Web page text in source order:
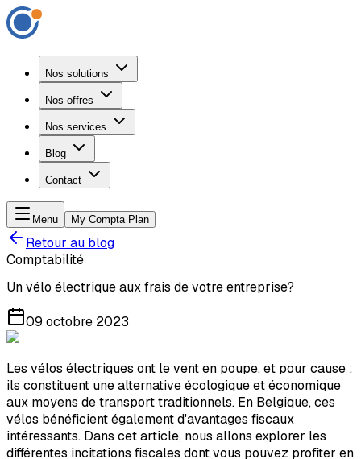
Nos solutions
Nos offres
Nos services
Blog
Contact
Menu My Compta Plan
Retour au blog
Comptabilité
Un vélo électrique aux frais de votre entreprise?
09 octobre 2023
Les vélos électriques ont le vent en poupe, et pour cause :
ils constituent une alternative écologique et économique
aux moyens de transport traditionnels. En Belgique, ces
vélos bénéficient également d'avantages fiscaux
intéressants. Dans cet article, nous allons explorer les
différentes incitations fiscales dont vous pouvez profiter en